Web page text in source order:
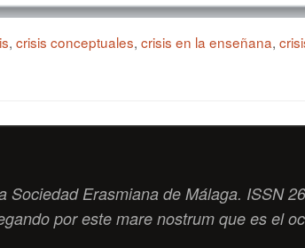
, crisis conceptuales, crisis en la enseñana,
Erasmiana de Málaga. ISSN
por estemare nostrum que es el